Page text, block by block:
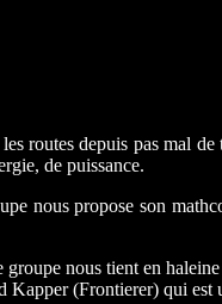
routes depuis pas mal
de puissance.
nous propose son
nous tient en
(Frontierer) qui est